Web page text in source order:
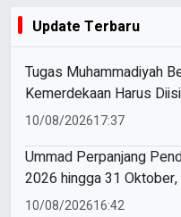
Update Terbaru
Tugas Muhammadiyah
Kemerdekaan Harus
Amal
10/08/202617:37
Ummad Perpanjang
2026 hingga 31
Menanti
10/08/202616:42